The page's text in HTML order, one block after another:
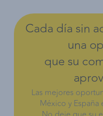
Cada día sin
una
que su
Las mejores
México y